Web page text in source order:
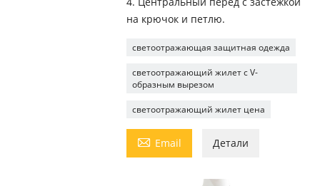
на крючок и петлю.
светоотражающая защитная одежда
светоотражающий жилет с V-
образным вырезом
светоотражающий жилет цена
 Email Детали